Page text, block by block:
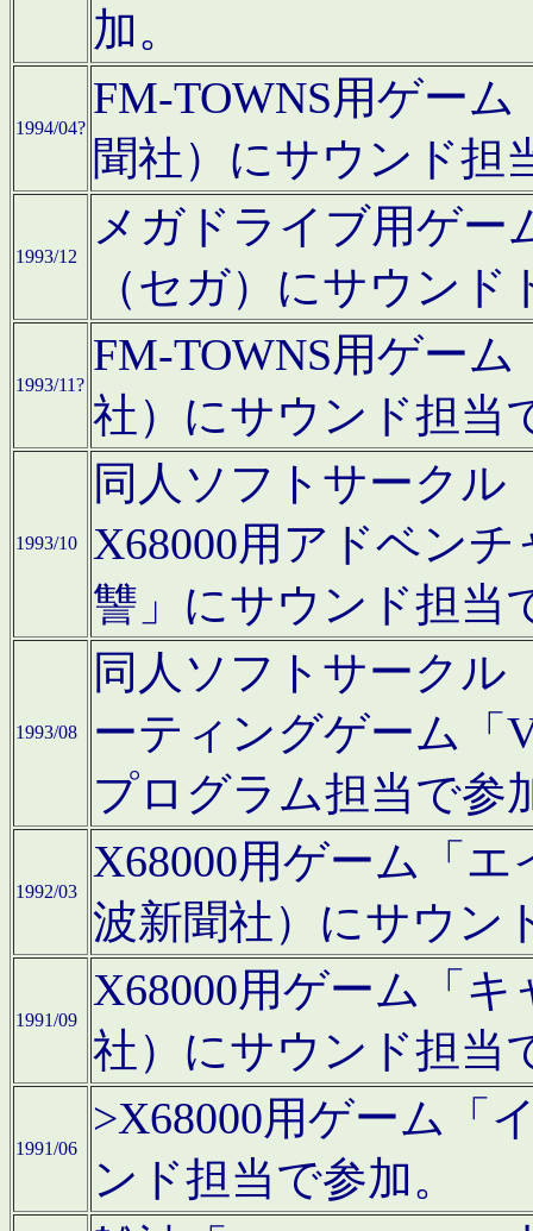
加。
1994/04?
FM-TOWNS用ゲー
聞社）にサウンド担
1993/12
メガドライブ用ゲー
（セガ）にサウン
1993/11?
FM-TOWNS用ゲー
社）にサウンド担当
1993/10
同人ソフトサークル
X68000用アドベン
讐」にサウンド担当
1993/08
同人ソフトサークル
ーティングゲーム「
プログラム担当で参
1992/03
X68000用ゲーム「
波新聞社）にサウン
1991/09
X68000用ゲーム「
社）にサウンド担当
1991/06
>X68000用ゲーム「
ンド担当で参加。